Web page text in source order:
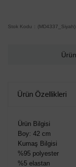
Stok Kodu (MD4337_Siyah)
Ürün Özellikleri
Ürün Bilgisi
Boy: 42 cm
Kumaş Bilgisi
%95 polyester
%5 elastan